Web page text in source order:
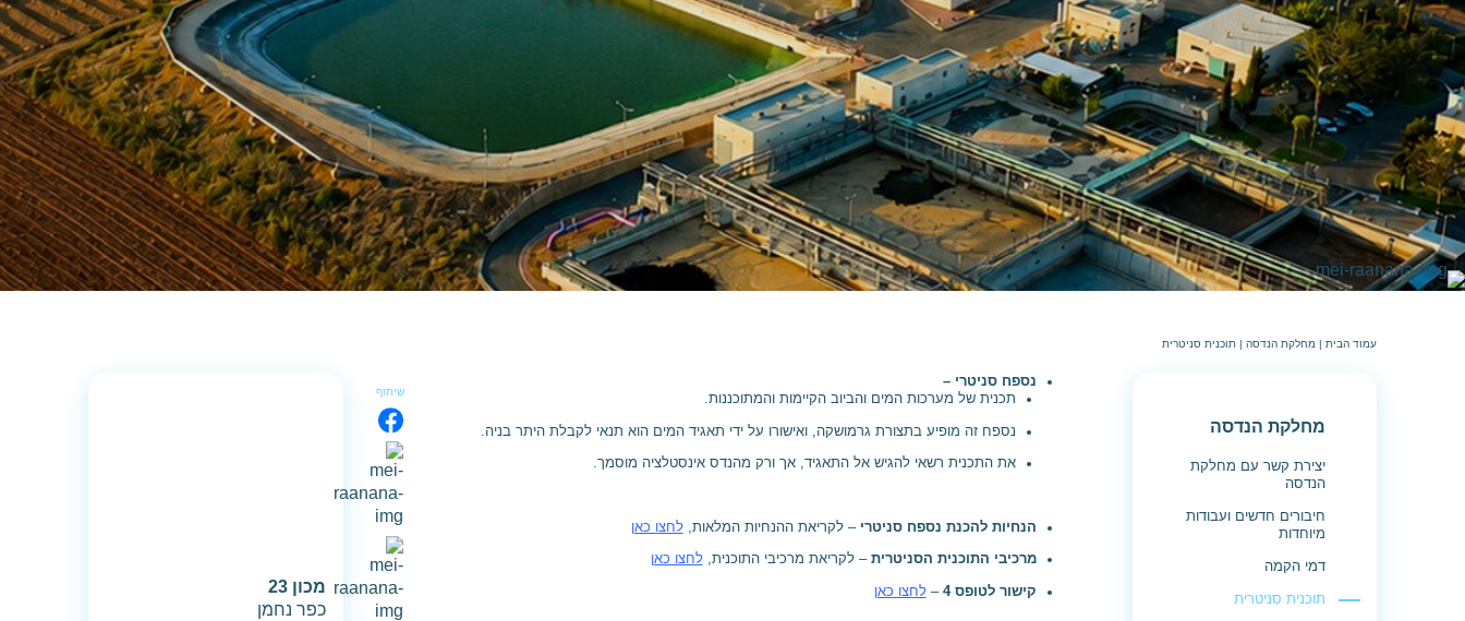
עמוד הבית| מחלקת הנדסה| תוכנית סניטרית
מחלקת הנדסה
יצירת קשר עם מחלקת
הנדסה
חיבורים חדשים ועבודות
מיוחדות
דמי הקמה
תוכנית סניטרית
נספח סניטרי –
תכנית של מערכות המים והביוב הקיימות והמתוכננות.
נספח זה מופיע בתצורת גרמושקה, ואישורו על ידי תאגיד המים הוא תנאי לקבלת היתר בניה.
את התכנית רשאי להגיש אל התאגיד, אך ורק מהנדס אינסטלציה מוסמך.
הנחיות להכנת נספח סניטרי – לקריאת ההנחיות המלאות,לחצו כאן
מרכיבי התוכנית הסניטרית – לקריאת מרכיבי התוכנית,לחצו כאן
קישור לטופס 4 –לחצו כאן
שיתוף
מכון 23
כפר נחמן